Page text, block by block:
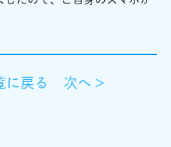
に戻る 次へ >